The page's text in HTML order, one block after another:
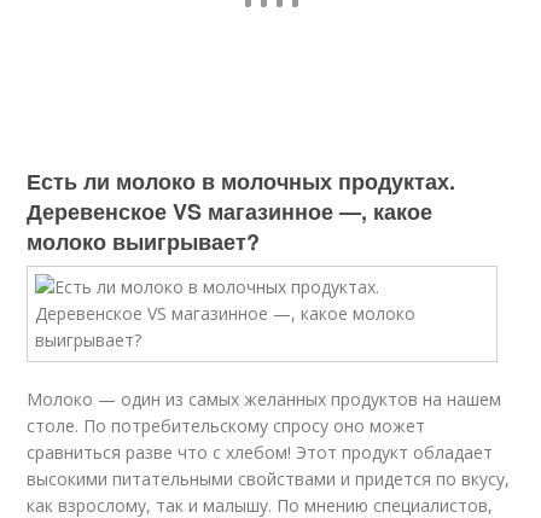
Есть ли молоко в молочных продуктах.
Деревенское VS магазинное —, какое
молоко выигрывает?
Молоко — один из самых желанных продуктов на нашем
столе. По потребительскому спросу оно может
сравниться разве что с хлебом! Этот продукт обладает
высокими питательными свойствами и придется по вкусу,
как взрослому, так и малышу. По мнению специалистов,